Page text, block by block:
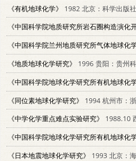
《有机地球化学》
1982 北京：科学出版
《地质地球化学研究》
1996 贵阳：贵州
《同位素地球化学研究》
1994 杭州市：浙
《中学化学重点难点实验研究》
1988.10
《日本地震地球化学研究》
1993 北京：